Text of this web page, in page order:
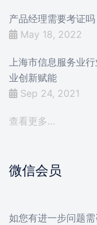
产品经理需要考证吗
May 18, 2022
上海市信息服务业
业创新赋能
Sep 24, 2021
查看更多…
微信会员
如您有进一步问题